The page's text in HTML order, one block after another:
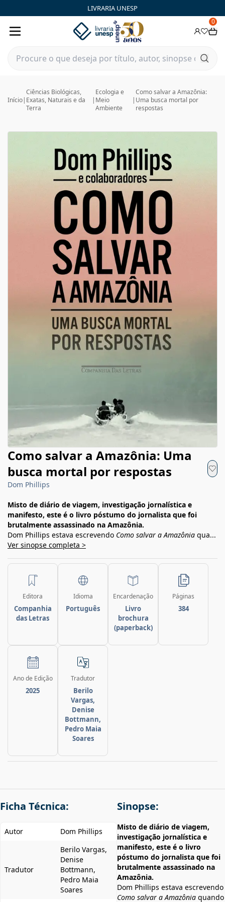
LIVRARIA UNESP
0
Início|
Ciências Biológicas,
Exatas, Naturais e da
Terra
|
Ecologia e
Meio
Ambiente
|
Como salvar a Amazônia:
Uma busca mortal por
respostas
Como salvar a Amazônia: Uma
busca mortal por respostas
Dom Phillips
Misto de diário de viagem, investigação jornalística e
manifesto, este é o livro póstumo do jornalista que foi
brutalmente assassinado na Amazônia.
Dom Phillips estava escrevendo Como salvar a Amazônia qua...
Ver sinopse completa >
Editora
Companhia
das Letras
Idioma
Português
Encardenação
Livro
brochura
(paperback)
Páginas
384
Ano de Edição
2025
Tradutor
Berilo
Vargas,
Denise
Bottmann,
Pedro Maia
Soares
Ficha Técnica:
Autor Dom Phillips
Tradutor
Berilo Vargas,
Denise
Bottmann,
Pedro Maia
Soares
Sinopse:
Misto de diário de viagem,
investigação jornalística e
manifesto, este é o livro
póstumo do jornalista que foi
brutalmente assassinado na
Amazônia.
Dom Phillips estava escrevendo
Como salvar a Amazônia quando